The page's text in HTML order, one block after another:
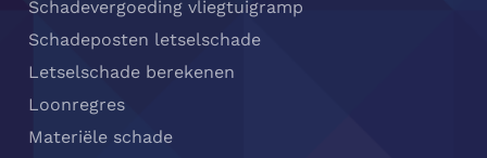
Schadevergoeding vliegtuigramp
Schadeposten letselschade
Letselschade berekenen
Loonregres
Materiële schade